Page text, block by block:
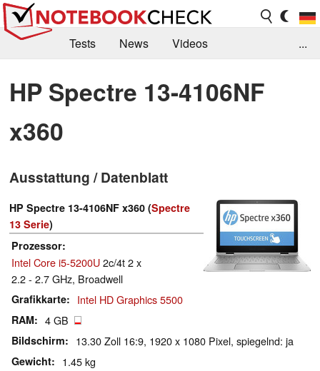
Tests News
Videos
Kaufberatung
Deals Suche
Jobs
Forum
...
HP Spectre 13-4106NF
x360
Ausstattung / Datenblatt
HP Spectre 13-4106NF x360 (Spectre
13 Serie)
Prozessor
Intel Core i5-5200U2c/4t 2 x
2.2 - 2.7 GHz, Broadwell
Grafikkarte Intel HD Graphics 5500
RAM 4 GB
Bildschirm 13.30 Zoll 16:9, 1920 x 1080 Pixel, spiegelnd: ja
Gewicht 1.45 kg